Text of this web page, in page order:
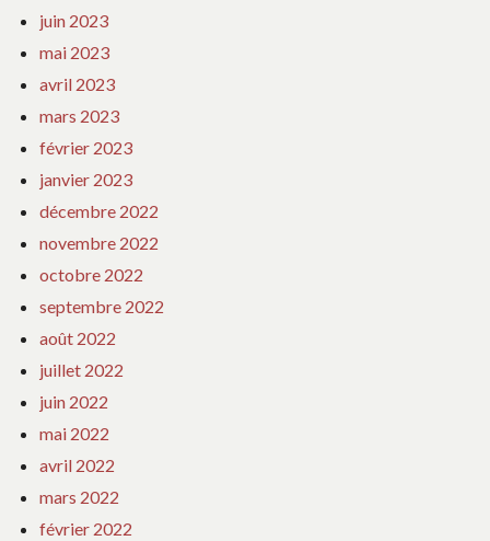
juin 2023
mai 2023
avril 2023
mars 2023
février 2023
janvier 2023
décembre 2022
novembre 2022
octobre 2022
septembre 2022
août 2022
juillet 2022
juin 2022
mai 2022
avril 2022
mars 2022
février 2022